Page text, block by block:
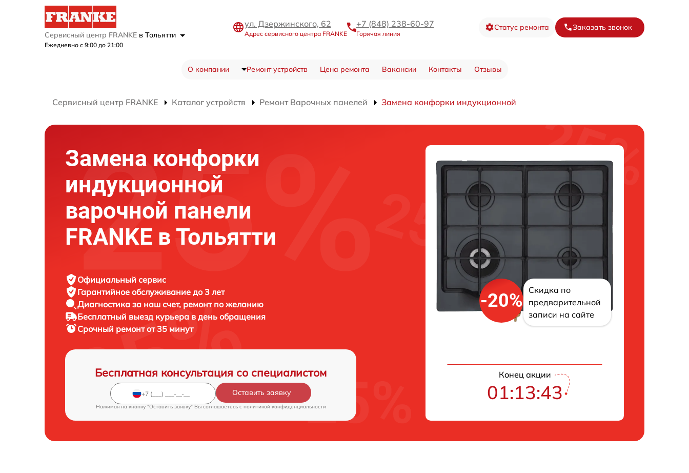
Сервисный центр FRANKE в Тольятти
Ежедневно с 9:00 до 21:00
ул. Дзержинского, 62
Адрес сервисного центра FRANKE
+7 (848) 238-60-97
Горячая линия
Статус ремонта Заказать звонок
О компании Ремонт устройств Цена ремонта Вакансии Контакты Отзывы
Сервисный центр FRANKE Каталог устройств Ремонт Варочных панелей Замена конфорки индукционной
Замена конфорки
индукционной
варочной панели
FRANKE в Тольятти
Официальный сервис
Гарантийное обслуживание до 3 лет
Диагностика за наш счет, ремонт по желанию
Бесплатный выезд курьера в день обращения
Срочный ремонтот 35 минут
Бесплатная консультация со специалистом
Оставить заявку
Нажимая на кнопку "Оставить заявку" Вы соглашаетесь c политикой конфиденциальности
-20%
Скидка по
предварительной
записи на сайте
Конец акции
01:13:43